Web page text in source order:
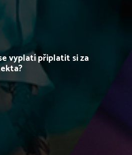
vyplatí připlatit si za